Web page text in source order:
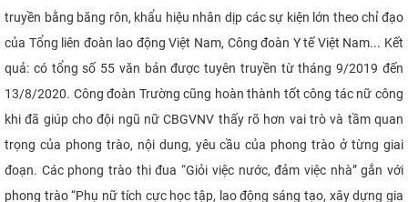
truyền bằng băng rôn, khẩu hiệu nhân dịp các sự kiện lớn theo chỉ đạo
của Tổng liên đoàn lao động Việt Nam, Công đoàn Y tế Việt Nam... Kết
quả: có tổng số 55 văn bản được tuyên truyền từ tháng 9/2019 đến
13/8/2020. Công đoàn Trường cũng hoàn thành tốt công tác nữ công
khi đã giúp cho đội ngũ nữ CBGVNV thấy rõ hơn vai trò và tầm quan
trọng của phong trào, nội dung, yêu cầu của phong trào ở từng giai
đoạn. Các phong trào thi đua “Giỏi việc nước, đảm việc nhà” gắn với
phong trào “Phụ nữ tích cực học tập, lao động sáng tạo, xây dựng gia